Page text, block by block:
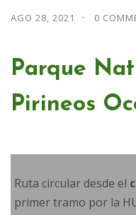
AGO 28, 2021 0
Parque
Pirineos
Ruta circular desde el
primer tramo por la